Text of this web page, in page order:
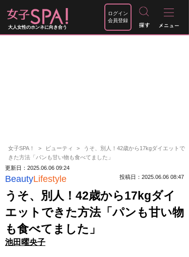
大人女性のホンネに向き合う
ログイン
会員登録
女子SPA！ ビューティ
うそ、別人！42歳から17kgダイエットで
きた方法「パンも甘い物も食べてました」
更新日：2025.06.06 09:24
BeautyLifestyle 投稿日：2025.06.06 08:47
うそ、別人！42歳から17kgダイ
エットできた方法「パンも甘い物
も食べてました」
池田曜央子